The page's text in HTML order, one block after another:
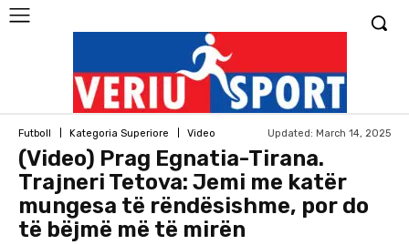
Futboll Kategoria Superiore Video Updated: March 14, 2025
(Video) Prag Egnatia-Tirana.
Trajneri Tetova: Jemi me katër
mungesa të rëndësishme, por do
të bëjmë më të mirën